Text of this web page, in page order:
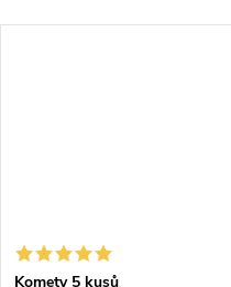
Komety 5 kusů